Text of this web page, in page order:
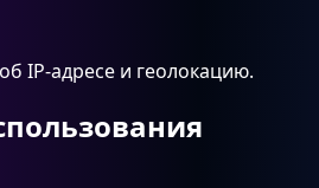
IP-адресе и геолокацию.